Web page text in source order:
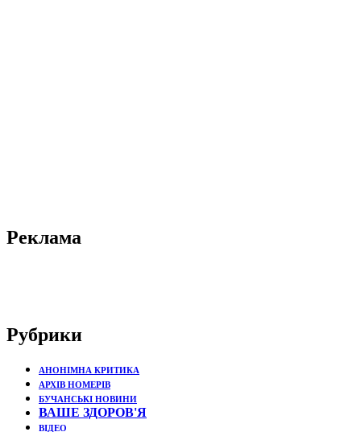
Реклама
Рубрики
АНОНІМНА КРИТИКА
АРХІВ НОМЕРІВ
БУЧАНСЬКІ НОВИНИ
ВАШЕ ЗДОРОВ'Я
ВІДЕО